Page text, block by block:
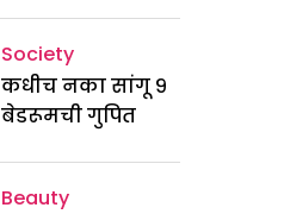
Society
कधीच नका सांगू ९
बेडरूमची गुपित
Beauty